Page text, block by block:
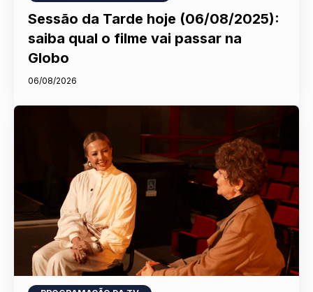
Sessão da Tarde hoje (06/08/2025):
saiba qual o filme vai passar na
Globo
06/08/2026